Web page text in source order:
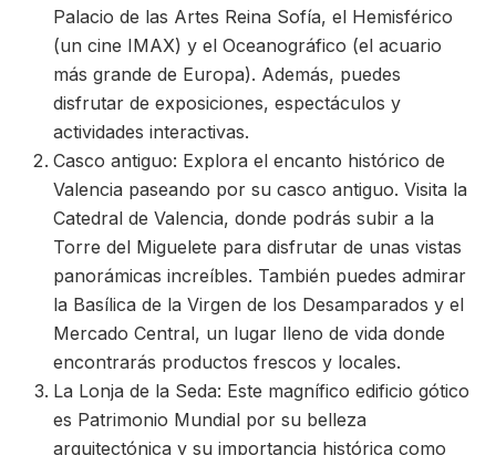
Palacio de las Artes Reina Sofía, el Hemisférico
(un cine IMAX) y el Oceanográfico (el acuario
más grande de Europa). Además, puedes
disfrutar de exposiciones, espectáculos y
actividades interactivas.
Casco antiguo: Explora el encanto histórico de
Valencia paseando por su casco antiguo. Visita la
Catedral de Valencia, donde podrás subir a la
Torre del Miguelete para disfrutar de unas vistas
panorámicas increíbles. También puedes admirar
la Basílica de la Virgen de los Desamparados y el
Mercado Central, un lugar lleno de vida donde
encontrarás productos frescos y locales.
La Lonja de la Seda: Este magnífico edificio gótico
es Patrimonio Mundial por su belleza
arquitectónica y su importancia histórica como